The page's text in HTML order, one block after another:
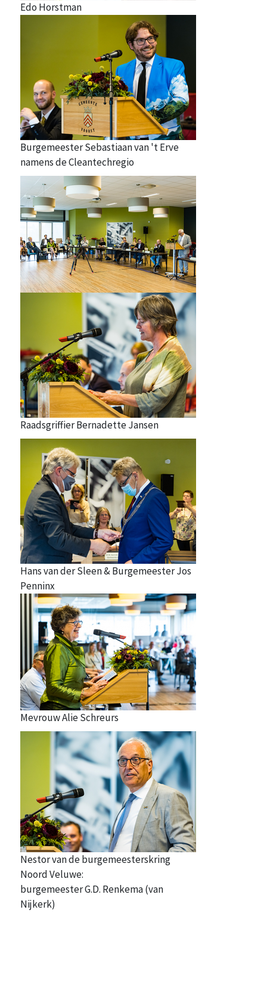
Edo Horstman
Burgemeester Sebastiaan van 't Erve
namens de Cleantechregio
Raadsgriffier Bernadette Jansen
Hans van der Sleen & Burgemeester Jos
Penninx
Mevrouw Alie Schreurs
Nestor van de burgemeesterskring
Noord Veluwe:
burgemeester G.D. Renkema (van
Nijkerk)